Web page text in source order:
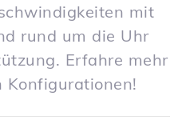
mit
rund um die Uhr
Erfahre mehr
Konfigurationen!